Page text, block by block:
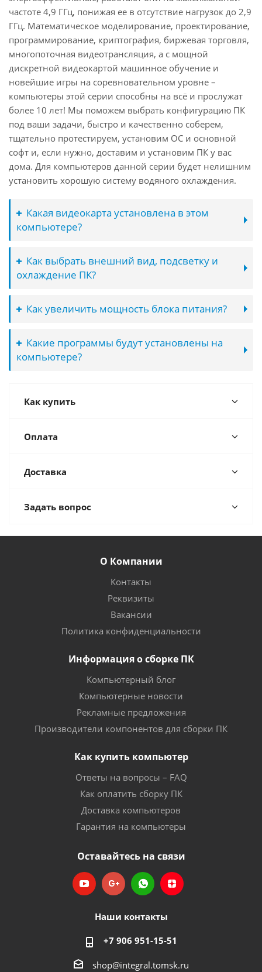
частоте 4,9 ГГц, понижая ее в отсутствие нагрузок до 2,9
ГГц. Математическое моделирование, проектирование,
программирование, криптография, биржевая торговля,
многопоточная видеотрансляция, а с мощной
дискретной видеокартой машинное обучение и
новейшие игры на соревновательном уровне –
компьютеры этой серии способны на всё и прослужат
более 10 лет! Мы поможем выбрать конфигурацию ПК
под ваши задачи, быстро и качественно соберем,
тщательно протестируем, установим ОС и основной
софт и, если нужно, доставим и установим ПК у вас
дома. Для компьютеров данной серии будет нелишним
установить хорошую систему водяного охлаждения.
Какая видеокарта установлена в этом
компьютере?
Как выбрать внешний вид, подсветку и
охлаждение ПК?
Как увеличить мощность блока питания?
Какие программы будут установлены на
компьютере?
Как купить
Оплата
Доставка
Задать вопрос
О Компании
Контакты
Реквизиты
Вакансии
Политика конфиденциальности
Информация о сборке ПК
Компьютерный блог
Компьютерные новости
Рекламные предложения
Производители компонентов для сборки ПК
Как купить компьютер
Ответы на вопросы – FAQ
Как оплатить сборку ПК
Доставка компьютеров
Гарантия на компьютеры
Оставайтесь на связи
Наши контакты
+7 906 951-15-51
shop@integral.tomsk.ru